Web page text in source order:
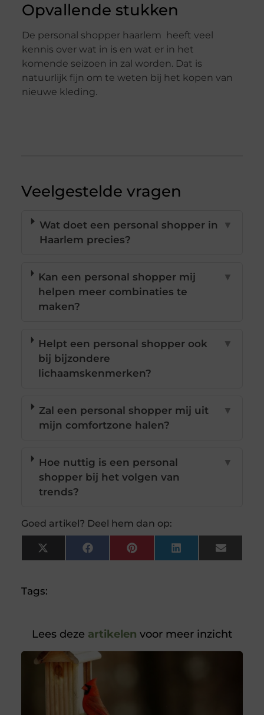
Opvallende stukken
De personal shopper haarlem heeft veel
kennis over wat in is en wat er in het
komende seizoen in zal worden. Dat is
natuurlijk fijn om te weten bij het kopen van
nieuwe kleding.
Veelgestelde vragen
Wat doet een personal shopper in
Haarlem precies?
▼
Kan een personal shopper mij
helpen meer combinaties te
maken?
▼
Helpt een personal shopper ook
bij bijzondere
lichaamskenmerken?
▼
Zal een personal shopper mij uit
mijn comfortzone halen?
▼
Hoe nuttig is een personal
shopper bij het volgen van
trends?
▼
Goed artikel? Deel hem dan op:
X
(Twitter)
FacebookPinterestLinkedInEmail
Tags:
Lees deze artikelen voor meer inzicht